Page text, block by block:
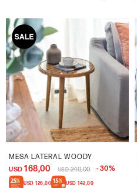
MESA LATERAL WOODY
USD 168,00 USD 240,00 30
USD 126,00 USD 142,80